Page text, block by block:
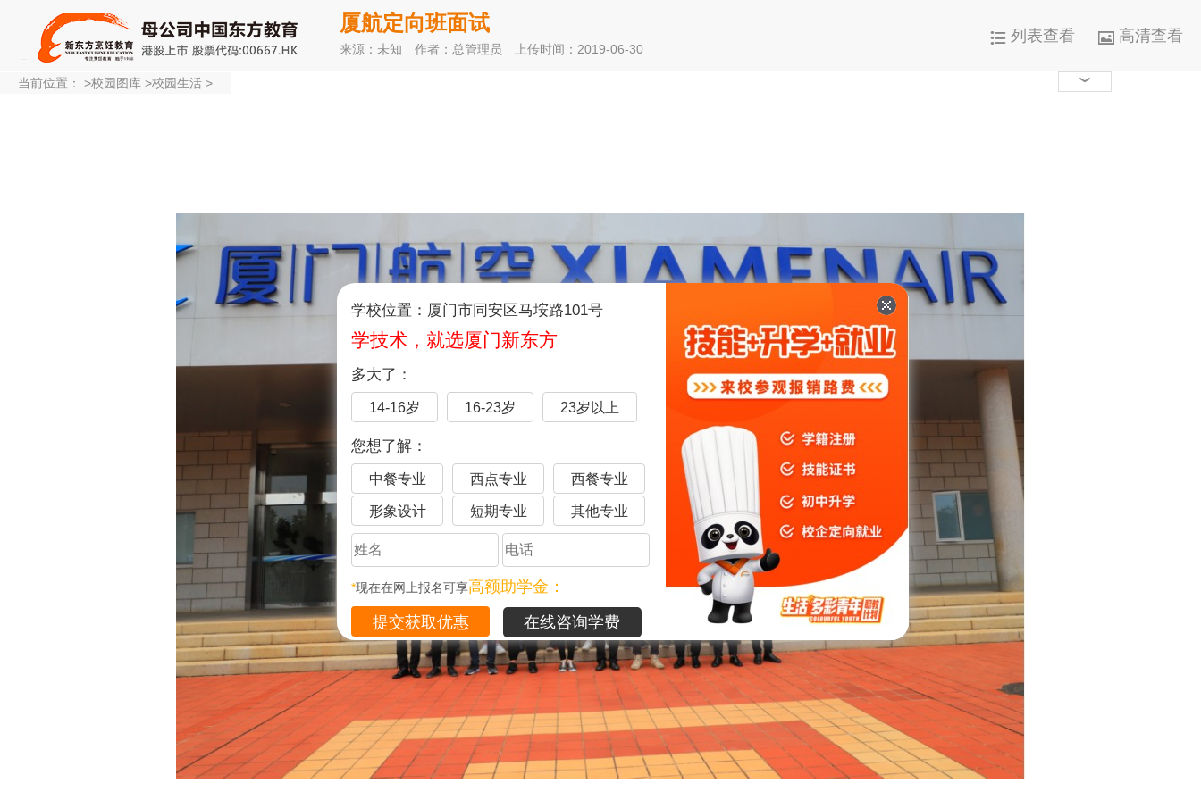
学校位置：厦门市同安区马垵路101号
学技术，就选厦门新东方
多大了：
14-16岁 16-23岁 23岁以上
您想了解：
中餐专业 西点专业 西餐专业
形象设计 短期专业 其他专业
*现在在网上报名可享高额助学金：
在线咨询学费
厦航定向班面试
来源：未知 作者：总管理员 上传时间：2019-06-30
 列表查看  高清查看
当前位置： >校园图库 >校园生活 > 
